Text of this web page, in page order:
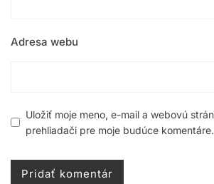
Adresa webu
Uložiť moje meno, e-mail a webovú
prehliadači pre moje budúce komentáre.